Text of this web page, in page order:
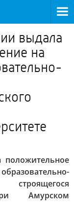
выдала
на
положительное
Амурском